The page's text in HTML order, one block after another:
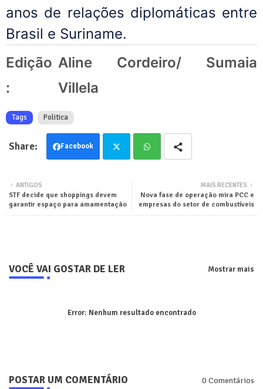
anos de relações diplomáticas entre
Brasil e Suriname.
Edição
:
Aline Cordeiro/ Sumaia
Villela
Tags Politica
Facebook
ter tsa
MAIS RECENTES
Nova fase de operação mira PCC e
empresas do setor de combustíveis
ANTIGOS
STF decide que shoppings devem
garantir espaço para amamentação
VOCÊ VAI GOSTAR DE LER Mostrar mais
Error: Nenhum resultado encontrado
POSTAR UM COMENTÁRIO 0 Comentários